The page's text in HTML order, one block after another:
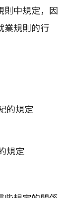
則中規定，因
業規則的行
的規定
規定